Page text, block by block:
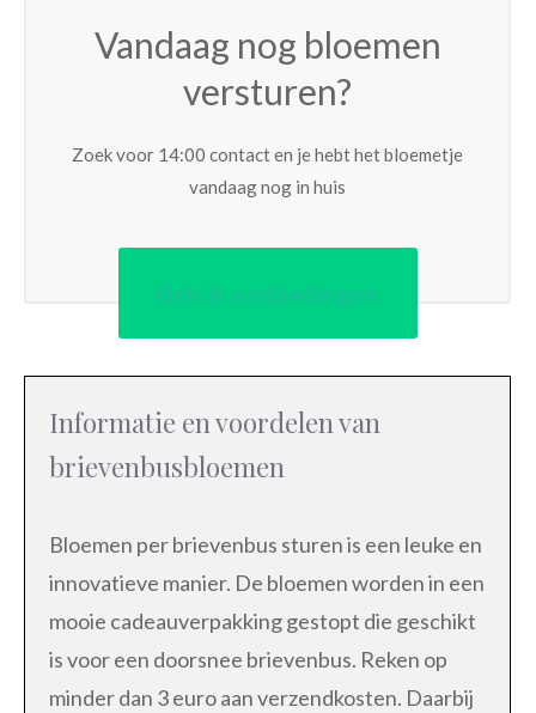
Vandaag nog bloemen
versturen?
Zoek voor 14:00 contact en je hebt het bloemetje
vandaag nog in huis
Bekijk aanbiedingen
Informatie en voordelen van
brievenbusbloemen
Bloemen per brievenbus sturen is een leuke en
innovatieve manier. De bloemen worden in een
mooie cadeauverpakking gestopt die geschikt
is voor een doorsnee brievenbus. Reken op
minder dan 3 euro aan verzendkosten. Daarbij